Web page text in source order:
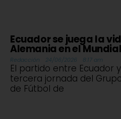
Ecuador se juega la
Alemania en el Mundial
Redacción 24/06/2026 8:17 am
El partido entre Ecuador
tercera jornada del
de Fútbol de